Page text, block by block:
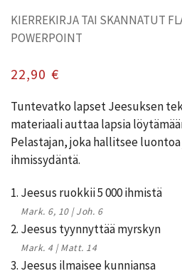
KIERREKIRJA TAI SKANNATUT
POWERPOINT
22,90 €
Tuntevatko lapset Jeesuksen
materiaali auttaa lapsia
Pelastajan, joka hallitsee
ihmissydäntä.
1. Jeesus ruokkii 5 000 ihmistä
Mark. 6, 10 | Joh. 6
2. Jeesus tyynnyttää myrskyn
Mark. 4 | Matt. 14
3. Jeesus ilmaisee kunniansa